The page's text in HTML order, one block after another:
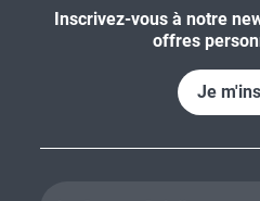
Inscrivez-vous à notre
offres
Je